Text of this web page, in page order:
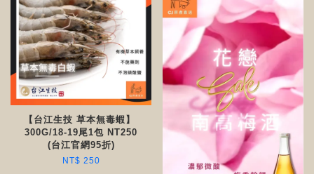
【台江生技 草本無毒蝦】
300G/18-19尾1包 NT250
(台江官網95折)
NT$ 250